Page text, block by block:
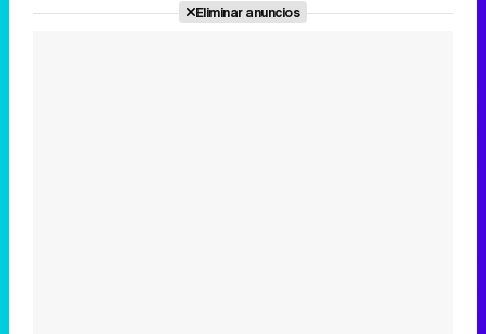
Eliminar anuncios